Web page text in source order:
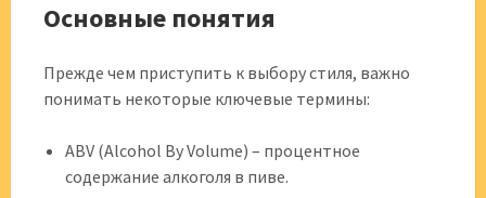
Основные понятия
Прежде чем приступить к выбору стиля, важно
понимать некоторые ключевые термины:
ABV (Alcohol By Volume) – процентное
содержание алкоголя в пиве.